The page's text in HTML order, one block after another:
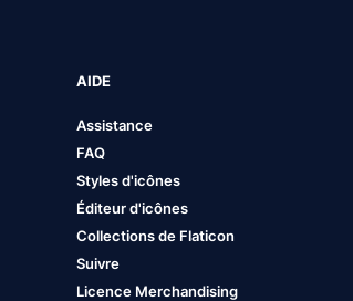
AIDE
Assistance
FAQ
Styles d'icônes
Éditeur d'icônes
Collections de Flaticon
Suivre
Licence Merchandising